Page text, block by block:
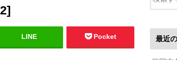
LINE Pocket 最近